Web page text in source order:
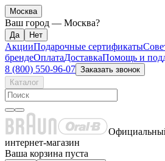
Москва
Ваш город — Москва?
АкцииПодарочные сертификаты
брендеОплатаДоставкаПомощь и
8 (800) 550-96-07 Заказать звонок
Каталог
интернет-магазин
Ваша корзина пуста